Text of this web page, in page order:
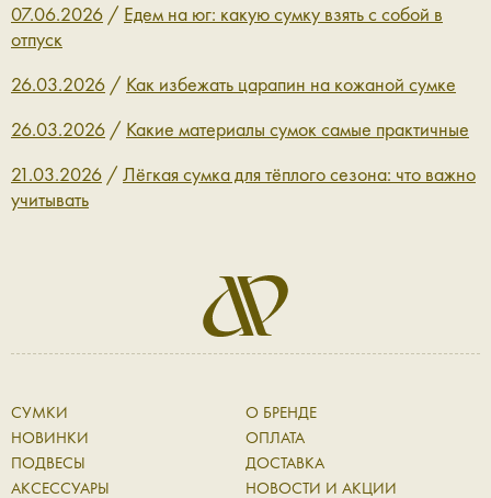
07.06.2026 / Едем на юг: какую сумку взять с собой в
отпуск
26.03.2026 / Как избежать царапин на кожаной сумке
26.03.2026 / Какие материалы сумок самые практичные
21.03.2026 / Лёгкая сумка для тёплого сезона: что важно
учитывать
СУМКИ
НОВИНКИ
ПОДВЕСЫ
АКСЕССУАРЫ
О БРЕНДЕ
ОПЛАТА
ДОСТАВКА
НОВОСТИ И АКЦИИ